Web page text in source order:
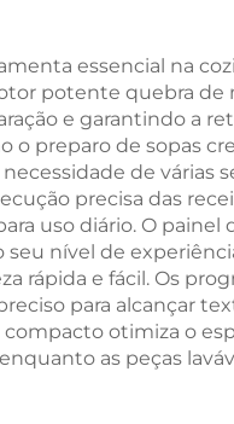
essencial na
potente quebra de
e garantindo a
o preparo de sopas
de várias
precisa das
uso diário. O
nível de
rápida e fácil. Os
para alcançar
otimiza o
as peças